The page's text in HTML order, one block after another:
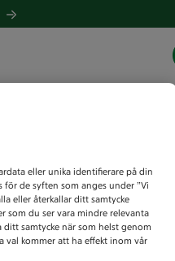
error
eller unika identifierare på din
de syften som anges under ”Vi
eller återkallar ditt samtycke
som du ser vara mindre relevanta
samtycke när som helst genom
val kommer att ha effekt inom vår